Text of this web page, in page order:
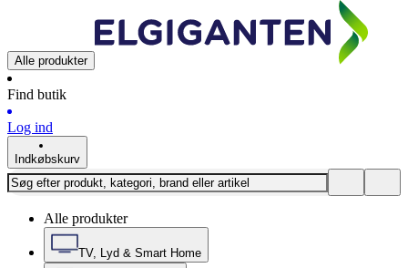
Alle produkter
Find butik
Log ind
Indkøbskurv
Alle produkter
TV, Lyd & Smart Home